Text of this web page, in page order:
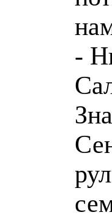
-